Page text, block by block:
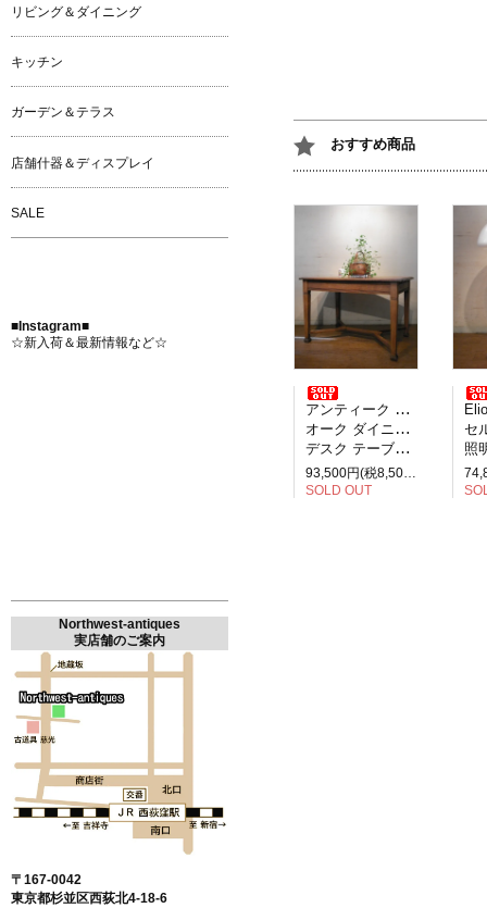
おすすめ商品
アンティーク イギリス製
オーク ダイニングテーブル
デスク テーブル 2人掛け
93,500円(税8,500円)
SOLD OUT
Elio
セル
照明
リビング＆ダイニング
キッチン
ガーデン＆テラス
店舗什器＆ディスプレイ
SALE
■Instagram■
☆新入荷＆最新情報など☆
Northwest-antiques
実店舗のご案内
〒167-0042
東京都杉並区西荻北4-18-6